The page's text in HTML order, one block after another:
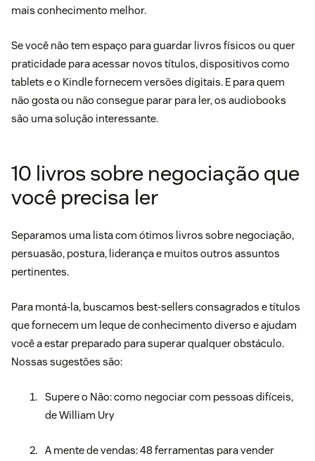
mais conhecimento melhor.
Se você não tem espaço para guardar livros físicos ou quer
praticidade para acessar novos títulos, dispositivos como
tablets e o Kindle fornecem versões digitais. E para quem
não gosta ou não consegue parar para ler, os audiobooks
são uma solução interessante.
10 livros sobre negociação que
você precisa ler
Separamos uma lista com ótimos livros sobre negociação,
persuasão, postura, liderança e muitos outros assuntos
pertinentes.
Para montá-la, buscamos best-sellers consagrados e títulos
que fornecem um leque de conhecimento diverso e ajudam
você a estar preparado para superar qualquer obstáculo.
Nossas sugestões são:
Supere o Não: como negociar com pessoas difíceis,
de William Ury
A mente de vendas: 48 ferramentas para vender